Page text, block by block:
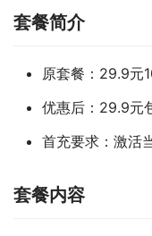
套餐简介
原套餐：29.9元
优惠后：29.9元
首充要求：激活
套餐内容